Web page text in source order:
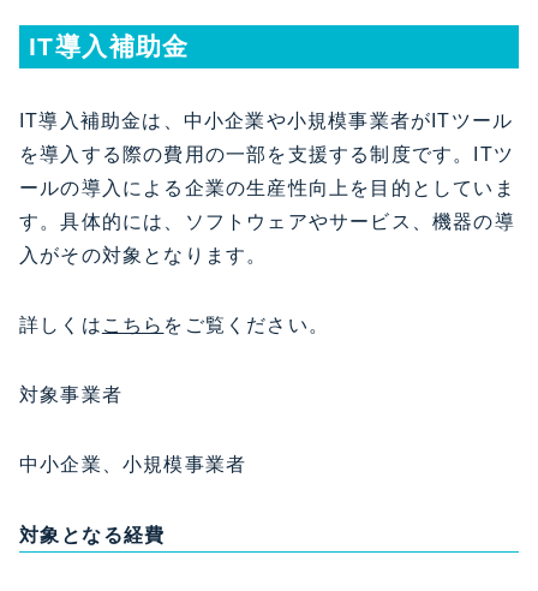
IT導入補助金
IT導入補助金は、中小企業や小規模事業者がITツール
を導入する際の費用の一部を支援する制度です。ITツ
ールの導入による企業の生産性向上を目的としていま
す。具体的には、ソフトウェアやサービス、機器の導
入がその対象となります。
詳しくは こちら をご覧ください。
対象事業者
中小企業、小規模事業者
対象となる経費